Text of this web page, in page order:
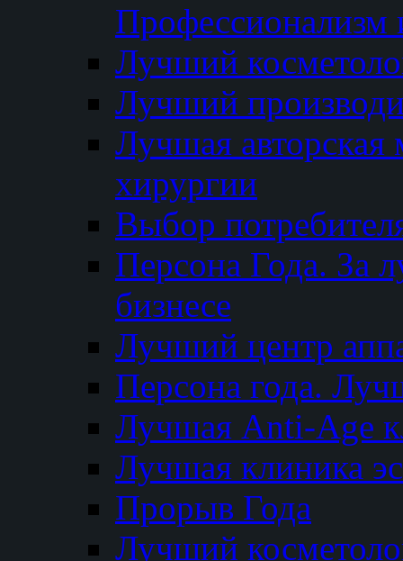
Профессионализм
Лучший
Лучший
Лучшая авторская
хирургии
Выбор
Персона Года. За
бизнесе
Лучший центр
Персона года.
Лучшая Anti-Age
Лучшая клиника
Прорыв Года
Лучший